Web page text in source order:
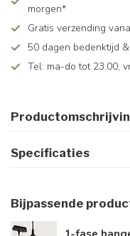
morgen*
Gratis verzending
50 dagen bedenktijd
Tel: ma-do tot 23.00,
Specificaties
Bijpassende